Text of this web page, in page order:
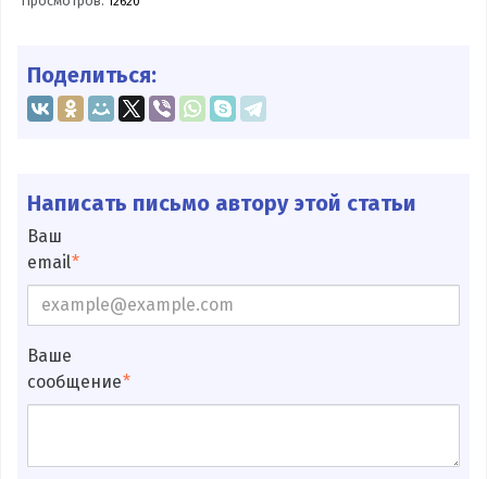
Поделиться:
Написать письмо автору этой статьи
Ваш
email
Ваше
сообщение